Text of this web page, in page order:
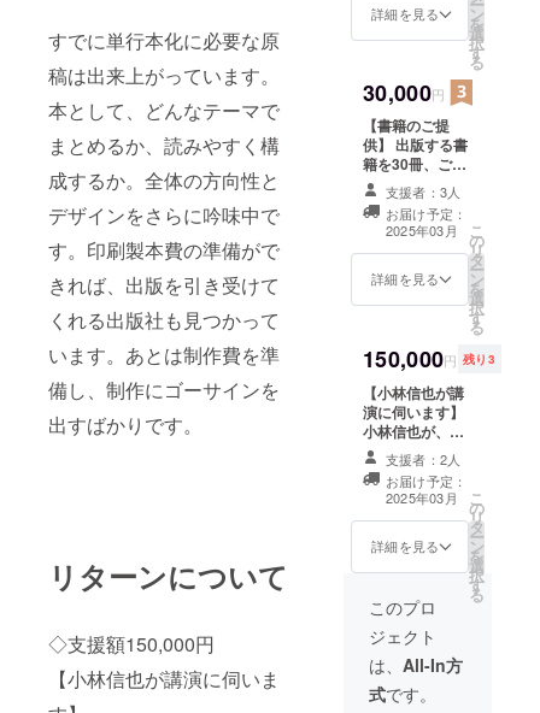
すでに単行本化に必要な原
稿は出来上がっています。
本として、どんなテーマで
まとめるか、読みやすく構
成するか。全体の方向性と
デザインをさらに吟味中で
す。印刷製本費の準備がで
きれば、出版を引き受けて
くれる出版社も見つかって
います。あとは制作費を準
備し、制作にゴーサインを
出すばかりです。
リターンについて
◇支援額150,000円
【小林信也が講演に伺いま
味で「ス
来、調和・
平和の源泉
であり、ス
ポーツ交流
は世界平和
の礎とな
る」という
哲学が会の
基本理念で
主宰者の
小林信也
（こばやし
のぶや）は
1977年から
取材・執筆
を始めた作
家・スポー
ツライ
ター。1956
年、新潟県
長岡市生ま
れ、現在は
います。
望されるお名前
された書籍を著
者（小林信也）
の署名を入れて
４冊ご提供しま
す。 １冊はご自
身のお名前、他
の４冊は希望さ
れるご家族、ご
友人らのお名前
版する書籍は
140ページ前後
詳細を見る ン
を
選
択
す
る
30,000円
【書籍のご提
供】 出版する書
籍を30冊、ご提
供します。販売
時定価は1500円
（税別）を想定
しています。出
版する書籍は
140ページ前後
籍に、支援者様
のお名前（ニッ
クネーム）を掲
載します。 ・支
援時、必ず備考
欄に希望される
お名前をご記入
ください。
支援者：3人
お届け予定：
2025年03月
詳細を見る
こ
の
リ
タ
ー
ン
を
選
択
す
る
150,000円 残り3
【小林信也が講
演に伺います】
小林信也が、支
援者様が主催さ
れる講演会また
はトークライブ
に登壇します。
日時は後日調整
させてくださ
い。2025年10月
定ください。 講
演テーマは、書
籍に添った内容
が基本となりま
す。時間は講演
60分、質疑応答
支援者：2人
お届け予定：
2025年03月
詳細を見る
こ
の
リ
タ
ー
ン
を
選
択
す
る
このプロ
ジェクト
は、 All-In方
式です。